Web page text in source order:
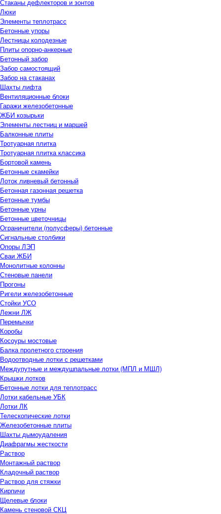
Стаканы дефлекторов и зонтов
Люки
Элементы теплотрасс
Бетонные упоры
Лестницы колодезные
Плиты опорно-анкерные
Бетонный забор
Забор самостоящий
Забор на стаканах
Шахты лифта
Вентиляционные блоки
Гаражи железобетонные
ЖБИ козырьки
Элементы лестниц и маршей
Балконные плиты
Тротуарная плитка
Тротуарная плитка классика
Бортовой камень
Бетонные скамейки
Лоток ливневый бетонный
Бетонная газонная решетка
Бетонные тумбы
Бетонные урны
Бетонные цветочницы
Ограничители (полусферы) бетонные
Сигнальные столбики
Опоры ЛЭП
Сваи ЖБИ
Монолитные колонны
Стеновые панели
Прогоны
Ригели железобетонные
Стойки УСО
Лежни ЛЖ
Перемычки
Коробы
Косоуры мостовые
Балка пролетного строения
Водоотводные лотки с решетками
Междупутные и междушпальные лотки (МПЛ и МШЛ)
Крышки лотков
Бетонные лотки для теплотрасс
Лотки кабельные УБК
Лотки ЛК
Телескопические лотки
Железобетонные плиты
Шахты дымоудаления
Диафрагмы жесткости
Раствор
Монтажный раствор
Кладочный раствор
Раствор для стяжки
Кирпичи
Щелевые блоки
Камень стеновой СКЦ